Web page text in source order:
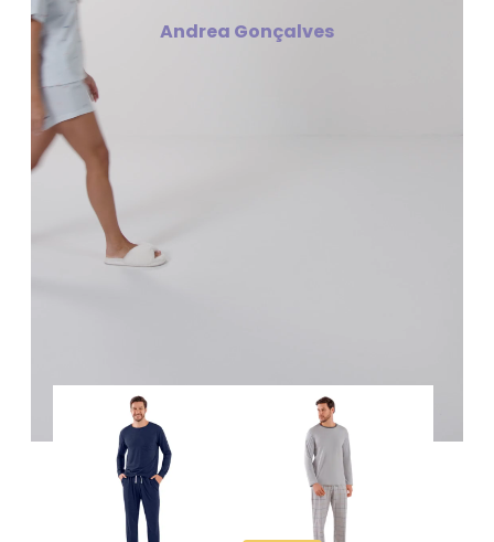
Andrea Gonçalves